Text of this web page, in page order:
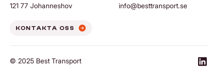
121 77 Johanneshov
info@besttransport.se
KONTAKTA OSS
© 2025 Best Transport